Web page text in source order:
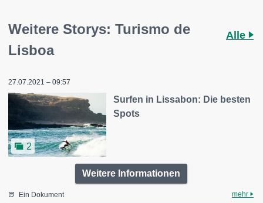
Weitere Storys: Turismo de
Lisboa
Alle
27.07.2021 – 09:57
2
Surfen in Lissabon: Die besten
Spots
Weitere Informationen
Ein Dokument mehr